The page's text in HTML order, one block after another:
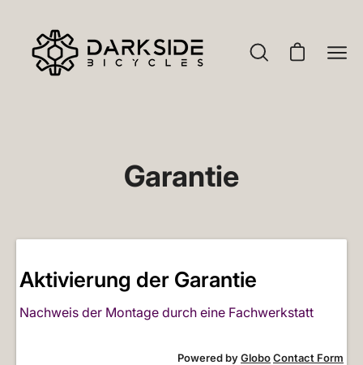
überspringen
SuchleisteWarenkorb
Garantie
Aktivierung der Garantie
Nachweis der Montage durch eine Fachwerkstatt
Powered byGloboContact Form